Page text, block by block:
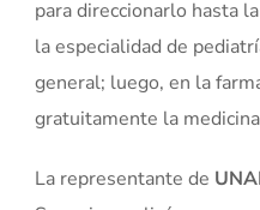
para direccionarlo hasta
la especialidad de
general; luego, en la
gratuitamente la
La representante de